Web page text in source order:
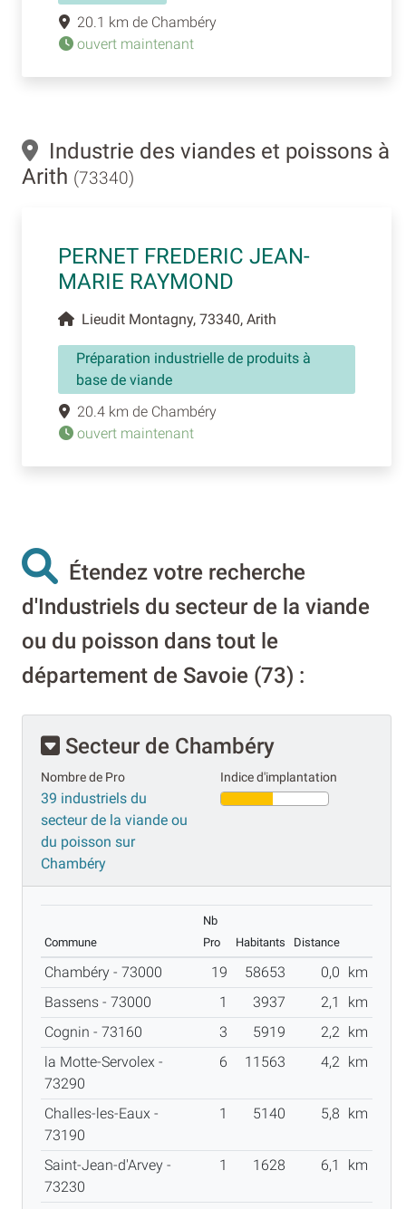
20.1 km de Chambéry
ouvert maintenant
Industrie des viandes et poissons à
Arith (73340)
PERNET FREDERIC JEAN-
MARIE RAYMOND
Lieudit Montagny, 73340, Arith
Préparation industrielle de produits à
base de viande
20.4 km de Chambéry
ouvert maintenant
Étendez votre recherche
d'Industriels du secteur de la viande
ou du poisson dans tout le
département de Savoie (73) :
Secteur de Chambéry
Nombre de Pro
39 industriels du
secteur de la viande ou
du poisson sur
Chambéry
Indice d'implantation
Commune
Nb
Pro
Habitants Distance
Chambéry - 73000 19 58653 0,0 km
Bassens - 73000
1 3937 2,1
km
Cognin - 73160
3 5919 2,2 km
la Motte-Servolex -
73290
6 11563 4,2 km
Challes-les-Eaux -
73190
1 5140 5,8 km
Saint-Jean-d'Arvey -
73230
1 1628 6,1 km